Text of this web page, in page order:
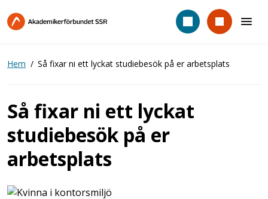
till
Hem Så fixar ni ett lyckat studiebesök på er arbetsplats
Så fixar ni ett lyckat
studiebesök på er
arbetsplats